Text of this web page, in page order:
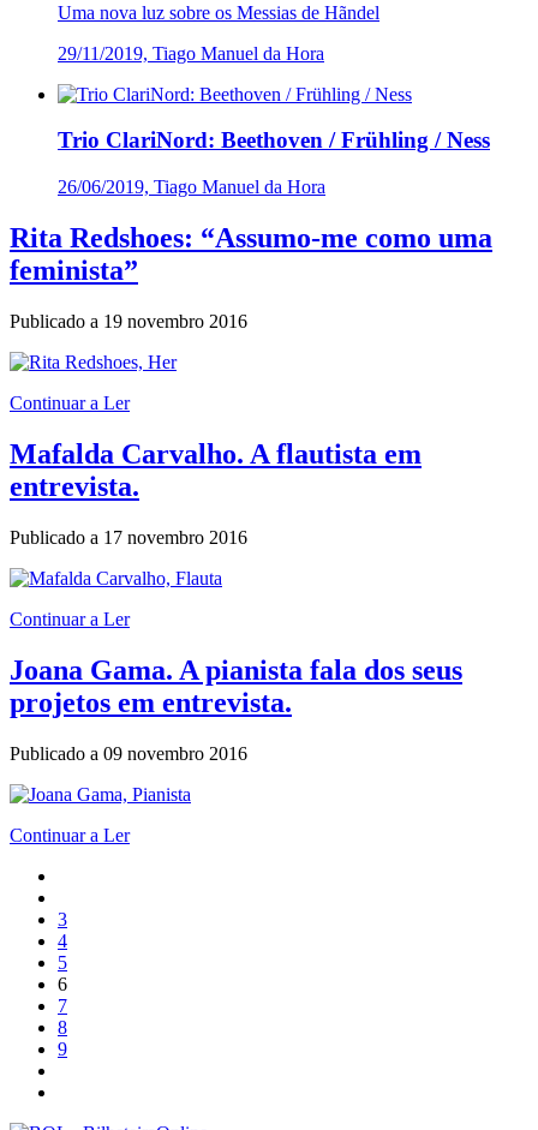
Uma nova luz sobre os Messias de Hãndel
29/11/2019, Tiago Manuel da Hora
Trio ClariNord: Beethoven / Frühling / Ness
26/06/2019, Tiago Manuel da Hora
Rita Redshoes: “Assumo-me como uma
feminista”
Publicado a 19 novembro 2016
Continuar a Ler
Mafalda Carvalho. A flautista em
entrevista.
Publicado a 17 novembro 2016
Continuar a Ler
Joana Gama. A pianista fala dos seus
projetos em entrevista.
Publicado a 09 novembro 2016
Continuar a Ler
3
4
5
6
7
8
9